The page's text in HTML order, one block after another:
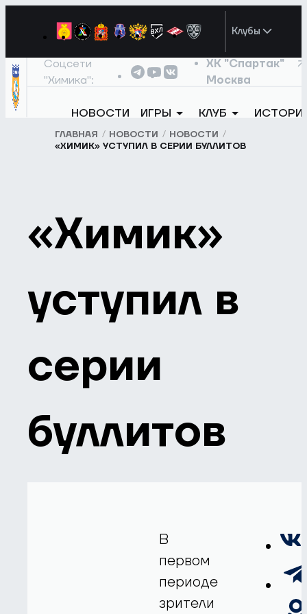
Клубы
Соцсети
"Химика":
ХК "Спартак"
Москва
НОВОСТИ ИГРЫ КЛУБ
ГЛАВНАЯ НОВОСТИ
НОВОСТИ
«ХИМИК» УСТУПИЛ В СЕРИИ БУЛЛИТОВ
«Химик»
уступил в
серии
буллитов
В
первом
периоде
зрители